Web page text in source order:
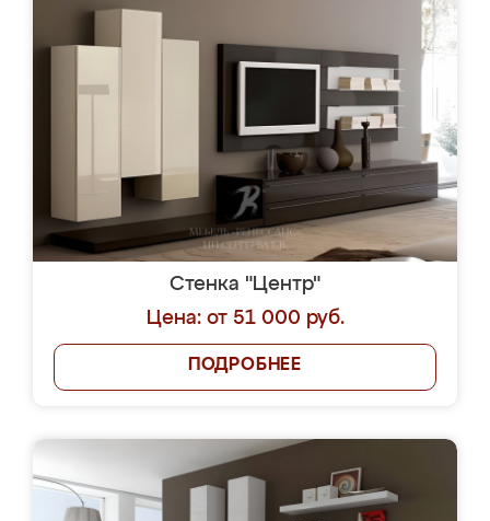
Стенка "Центр"
Цена: от 51 000 руб.
ПОДРОБНЕЕ